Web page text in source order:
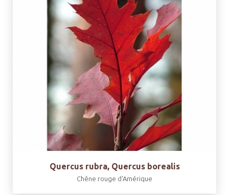
Quercus rubra, Quercus borealis
Chêne rouge d'Amérique